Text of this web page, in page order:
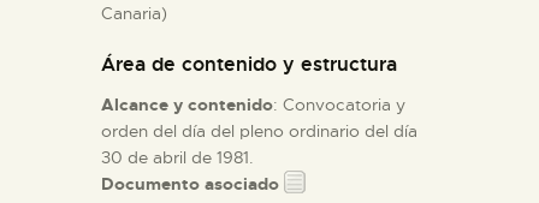
Canaria)
Área de contenido y estructura
Alcance y contenido: Convocatoria y
orden del día del pleno ordinario del día
30 de abril de 1981.
Documento asociado